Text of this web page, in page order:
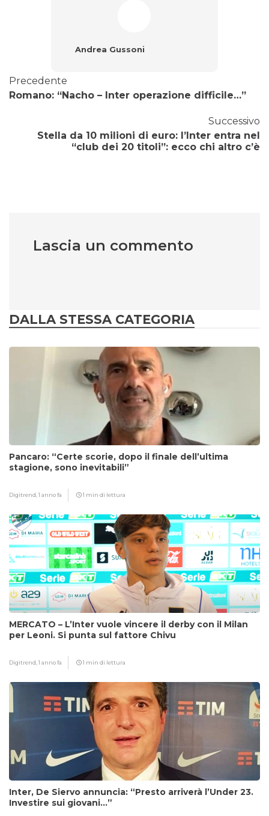
Andrea Gussoni
Precedente
Romano: “Nacho – Inter operazione difficile…”
Successivo
Stella da 10 milioni di euro: l’Inter entra nel
“club dei 20 titoli”: ecco chi altro c’è
Lascia un commento
DALLA STESSA CATEGORIA
Pancaro: “Certe scorie, dopo il finale dell’ultima
stagione, sono inevitabili”
Digitrend,1 anno fa 1 min di lettura
MERCATO – L’Inter vuole vincere il derby con il Milan
per Leoni. Si punta sul fattore Chivu
Digitrend,1 anno fa 1 min di lettura
Inter, De Siervo annuncia: “Presto arriverà l’Under 23.
Investire sui giovani…”